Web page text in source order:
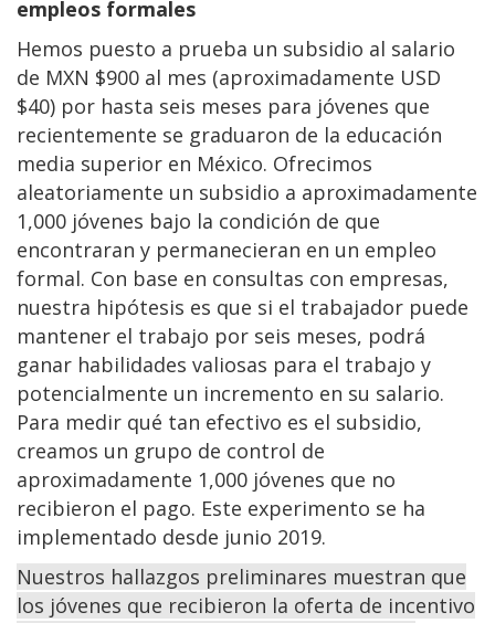
empleos formales
Hemos puesto a prueba un subsidio al salario
de MXN $900 al mes (aproximadamente USD
$40) por hasta seis meses para jóvenes que
recientemente se graduaron de la educación
media superior en México. Ofrecimos
aleatoriamente un subsidio a aproximadamente
1,000 jóvenes bajo la condición de que
encontraran y permanecieran en un empleo
formal. Con base en consultas con empresas,
nuestra hipótesis es que si el trabajador puede
mantener el trabajo por seis meses, podrá
ganar habilidades valiosas para el trabajo y
potencialmente un incremento en su salario.
Para medir qué tan efectivo es el subsidio,
creamos un grupo de control de
aproximadamente 1,000 jóvenes que no
recibieron el pago. Este experimento se ha
implementado desde junio 2019.
Nuestros hallazgos preliminares muestran que
los jóvenes que recibieron la oferta de incentivo